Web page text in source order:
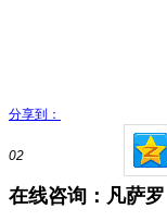
分享到：
02
在线咨询：凡萨罗